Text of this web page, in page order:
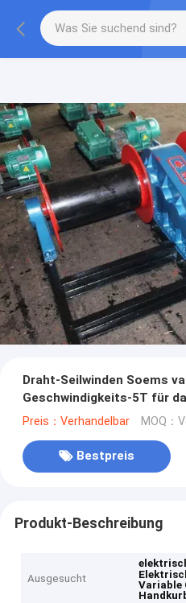
gtag('config', 'G-
"SameSite=None;Secure"});
Draht-Seilwinden Soems
Geschwindigkeits-5T für
Preis：Verhandelbar MOQ：
Bestpreis
Produkt-Beschreibung
Ausgesucht
Variable